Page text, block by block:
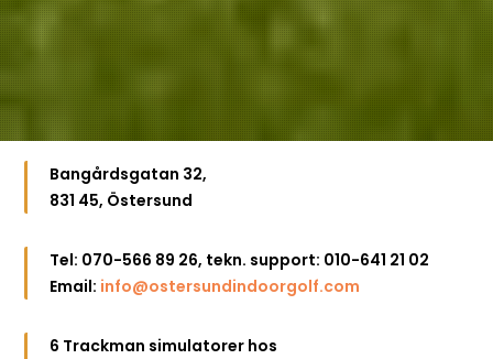
Bangårdsgatan 32,
831 45, Östersund
Tel: 070-566 89 26, tekn. support: 010-641 21 02
Email: info@ostersundindoorgolf.com
6 Trackman simulatorer hos